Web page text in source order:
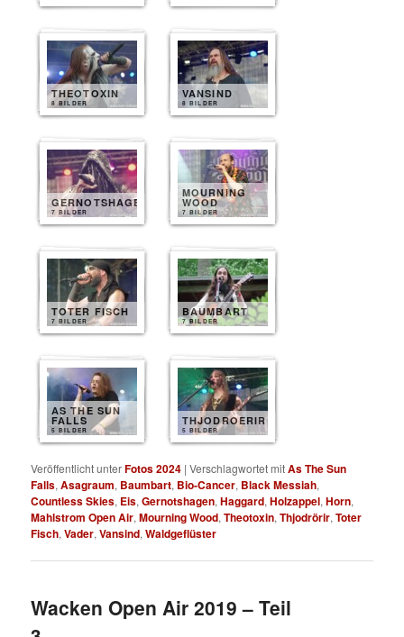
THEOTOXIN
8 BILDER
VANSIND
8 BILDER
GERNOTSHAGEN
7 BILDER
MOURNING
WOOD
7 BILDER
TOTER FISCH
7 BILDER
BAUMBART
7 BILDER
AS THE SUN
FALLS
5 BILDER
THJODROERIR
5 BILDER
Veröffentlicht unterFotos 2024 |Verschlagwortet mitAs The Sun
Falls,Asagraum, Baumbart, Bio-Cancer, Black Messiah,
Countless Skies, Eis,Gernotshagen,Haggard,Holzappel,Horn,
Mahlstrom Open Air,Mourning Wood,Theotoxin,Thjodrörir,Toter
Fisch,Vader,Vansind,Waldgeflüster
Wacken Open Air 2019 – Teil